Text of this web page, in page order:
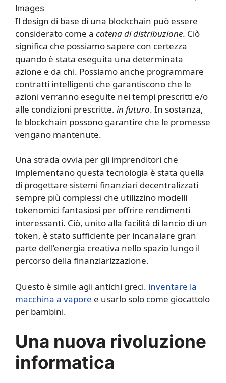
Images
Il design di base di una blockchain può essere
considerato come a catena di distribuzione. Ciò
significa che possiamo sapere con certezza
quando è stata eseguita una determinata
azione e da chi. Possiamo anche programmare
contratti intelligenti che garantiscono che le
azioni verranno eseguite nei tempi prescritti e/o
alle condizioni prescritte. in futuro. In sostanza,
le blockchain possono garantire che le promesse
vengano mantenute.
Una strada ovvia per gli imprenditori che
implementano questa tecnologia è stata quella
di progettare sistemi finanziari decentralizzati
sempre più complessi che utilizzino modelli
tokenomici fantasiosi per offrire rendimenti
interessanti. Ciò, unito alla facilità di lancio di un
token, è stato sufficiente per incanalare gran
parte dell’energia creativa nello spazio lungo il
percorso della finanziarizzazione.
Questo è simile agli antichi greci. inventare la
macchina a vapore e usarlo solo come giocattolo
per bambini.
Una nuova rivoluzione
informatica